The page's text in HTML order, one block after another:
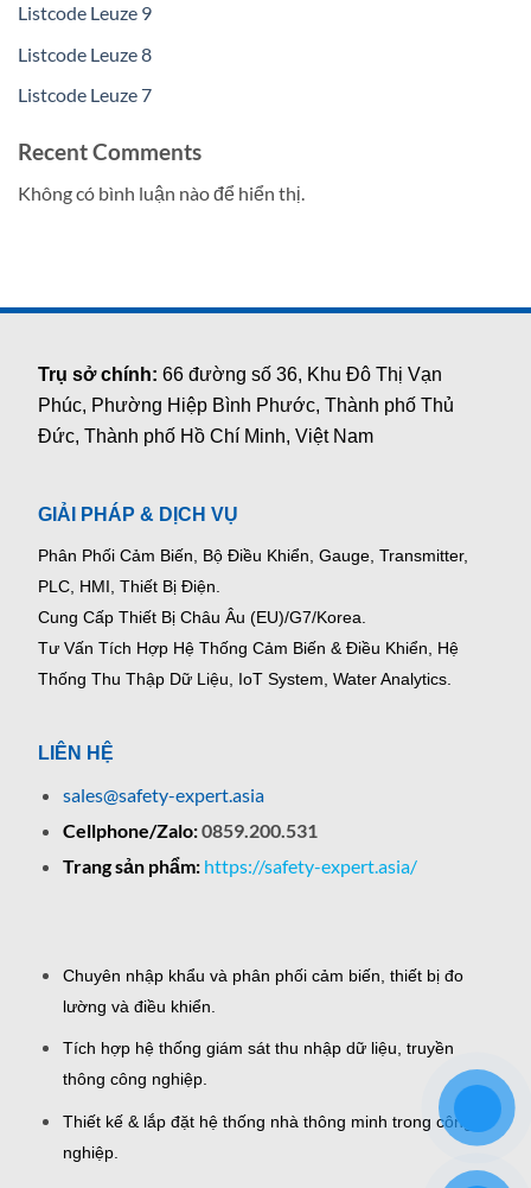
Listcode Leuze 9
Listcode Leuze 8
Listcode Leuze 7
Recent Comments
Không có bình luận nào để hiển thị.
Trụ sở chính:66 đường số 36, Khu Đô Thị Vạn
Phúc, Phường Hiệp Bình Phước, Thành phố Thủ
Đức, Thành phố Hồ Chí Minh, Việt Nam
GIẢI PHÁP & DỊCH VỤ
Phân Phối Cảm Biến, Bộ Điều Khiển, Gauge, Transmitter,
PLC, HMI, Thiết Bị Điện.
Cung Cấp Thiết Bị Châu Âu (EU)/G7/Korea.
Tư Vấn Tích Hợp Hệ Thống Cảm Biến & Điều Khiển, Hệ
Thống Thu Thập Dữ Liệu, IoT System, Water Analytics.
LIÊN HỆ
sales@safety-expert.asia
Cellphone/Zalo:0859.200.531
Trang sản phẩm: https://safety-expert.asia/
Chuyên nhập khẩu và phân phối cảm biến, thiết bị đo
lường và điều khiển.
Tích hợp hệ thống giám sát thu nhập dữ liệu, truyền
thông công nghiệp.
Thiết kế & lắp đặt hệ thống nhà thông minh trong công
nghiệp.